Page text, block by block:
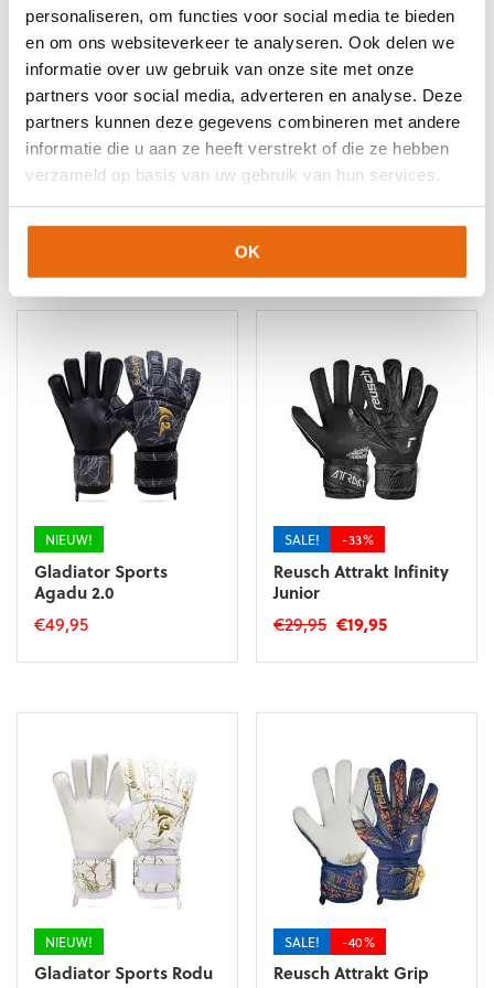
personaliseren, om functies voor social media te bieden
en om ons websiteverkeer te analyseren. Ook delen we
informatie over uw gebruik van onze site met onze
partners voor social media, adverteren en analyse. Deze
partners kunnen deze gegevens combineren met andere
informatie die u aan ze heeft verstrekt of die ze hebben
verzameld op basis van uw gebruik van hun services.
OK
5060954646957
5060954646971
Maat: 9
5060954647015
Maat: 11
Keepershandschoenen,Hybrid Flat,Keepershandschoenen
Keepershandschoenen kind
Keepershandschoenen maat 10
Keepershandschoenen maat 11
Keepershandschoenen maat
,Keepershandschoenen maat 7, Keepershandschoenen
maat 8,Keepershandschoenen maat 9,Kunstgras
Keepershandschoenen, Negatief Naad,Nieuw, Ondergrond
Techniek,The One Glove Keepershandschoenen
Gerelateerde producten
NIEUW!
Gladiator Sports
Agadu 2.0
€49,95
Dit
variaties.
Deze
optie
gekozen
worden
de
productpagina
SALE! -33%
Reusch Attrakt Infinity
Junior
€29,95 Oorspronkelijke
€19,95Huidige
Dit
optie
kan
gekozen
worden
de
productpagina
NIEUW!
Gladiator Sports Rodu
SALE! -40%
Reusch Attrakt Grip